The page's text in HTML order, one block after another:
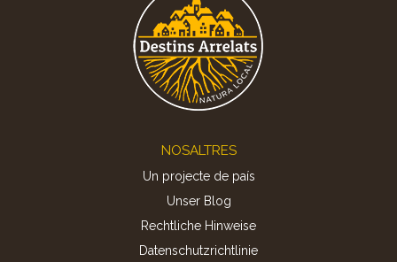
NOSALTRES
Un projecte de país
Unser Blog
Rechtliche Hinweise
Datenschutzrichtlinie